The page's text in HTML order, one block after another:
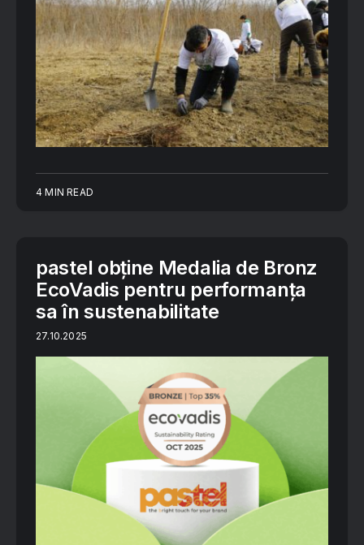
4 MIN READ
pastel obține Medalia de Bronz
EcoVadis pentru performanța
sa în sustenabilitate
27.10.2025